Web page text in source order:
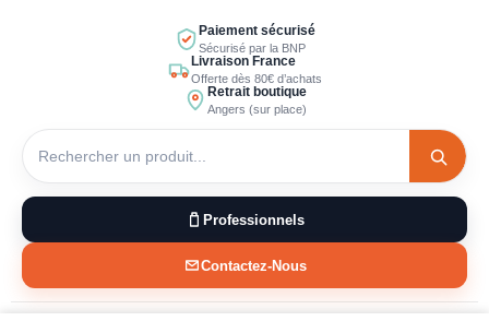
Paiement sécurisé
Sécurisé par la BNP
Livraison France
Offerte dès 80€ d’achats
Retrait boutique
Angers (sur place)
Professionnels
Contactez-Nous